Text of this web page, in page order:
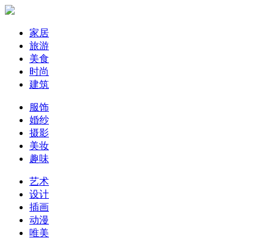
家居
旅游
美食
时尚
建筑
服饰
婚纱
摄影
美妆
趣味
艺术
设计
插画
动漫
唯美